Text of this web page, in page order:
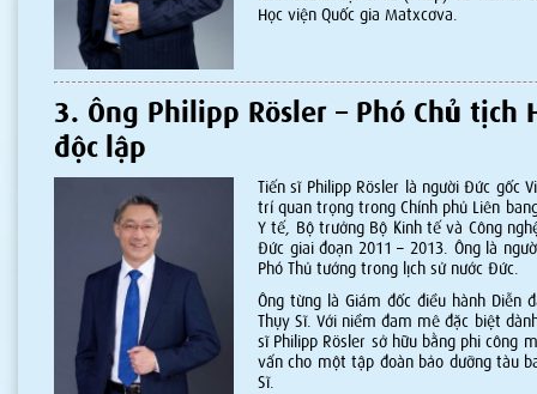
Học viện Quốc gia Matxcơva.
3. Ông Philipp Rösler – Phó Chủ tịch
độc lập
Tiến sĩ Philipp Rösler là người Đức gốc
trí quan trọng trong Chính phủ Liên
Y tế, Bộ trưởng Bộ Kinh tế và Công
Đức giai đoạn 2011 – 2013. Ông là
Phó Thủ tướng trong lịch sử nước Đức.
Ông từng là Giám đốc điều hành Diễn
Thụy Sĩ. Với niềm đam mê đặc biệt
sĩ Philipp Rösler sở hữu bằng phi công
vấn cho một tập đoàn bảo dưỡng tàu
Sĩ.